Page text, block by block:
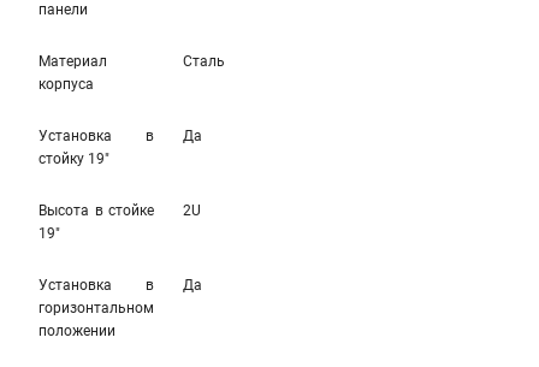
панели
Материал
корпуса
Сталь
Установка в
стойку 19"
Да
Высота в стойке
19"
2U
Установка в
горизонтальном
положении
Да